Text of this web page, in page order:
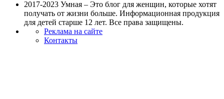
2017-2023 Умная – Это блог для женщин, которые хотят
получать от жизни больше. Информационная продукция
для детей старше 12 лет. Все права защищены.
Реклама на сайте
Контакты